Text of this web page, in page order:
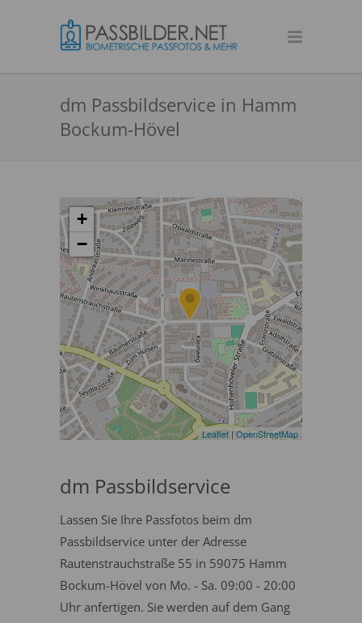
dm Passbildservice in Hamm
Bockum-Hövel
+
−
Leaflet|OpenStreetMap
dm Passbildservice
Lassen Sie Ihre Passfotos beim dm
Passbildservice unter der Adresse
Rautenstrauchstraße 55 in 59075 Hamm
Bockum-Hövel von Mo. - Sa. 09:00 - 20:00
Uhr anfertigen. Sie werden auf dem Gang